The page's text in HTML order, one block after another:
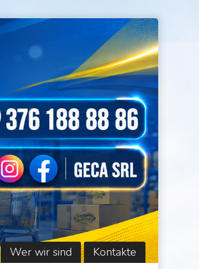
Wer wir sind Kontakte